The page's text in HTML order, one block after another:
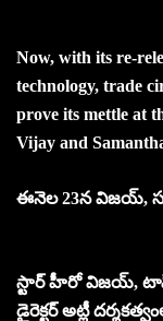
Now, with its re-
technology, trade
prove its mettle at
Vijay and
ఈనెల 23న విజయ్,
స్టార్ హీరో విజయ్,
డైరెక్టర్ అట్లీ